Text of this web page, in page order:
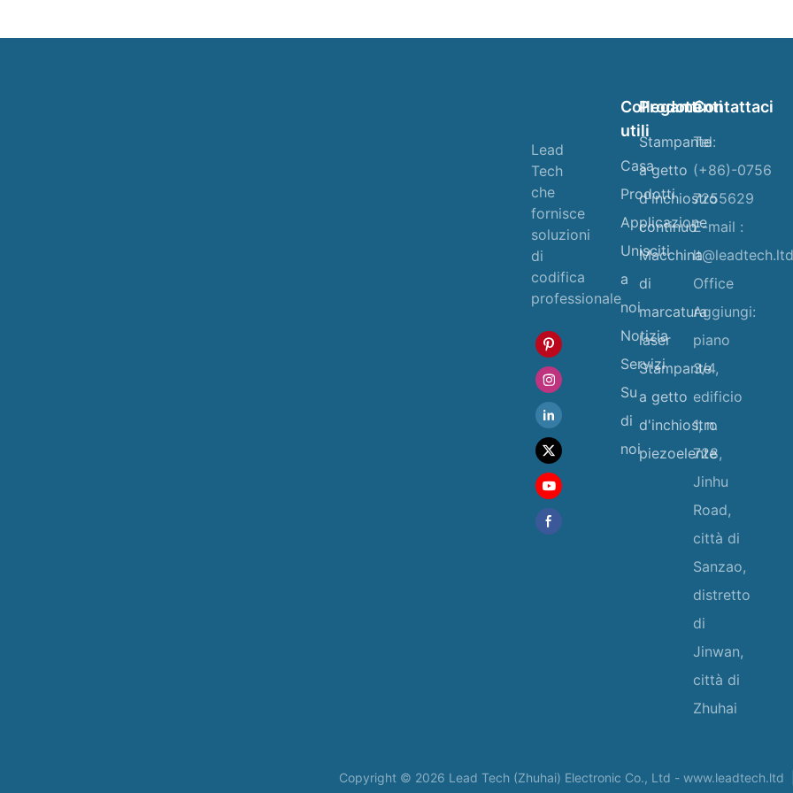
Lead
Tech
che
fornisce
soluzioni
di
codifica
professionale
Collegamenti
utili
Casa
Prodotti
Applicazione
Unisciti
a
noi
Notizia
Servizi
Su
di
noi
Prodotti
Stampante
a getto
d'inchiostro
continuo
Macchina
di
marcatura
laser
Stampante
a getto
d'inchiostro
piezoelente
Contattaci
Tel:
(+86)-0756
7255629
E-mail :
lt@leadtech.ltd
Office
Aggiungi:
piano
3/4,
edificio
1, n.
728,
Jinhu
Road,
città di
Sanzao,
distretto
di
Jinwan,
città di
Zhuhai
Copyright © 2026 Lead Tech (Zhuhai) Electronic Co., Ltd - www.leadtech.ltd